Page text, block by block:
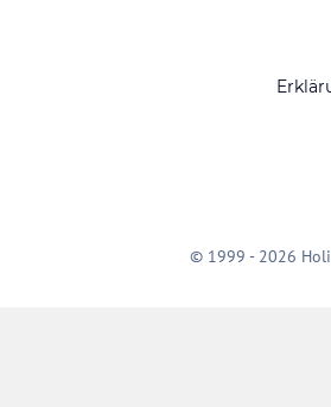
© 1999 - 2026